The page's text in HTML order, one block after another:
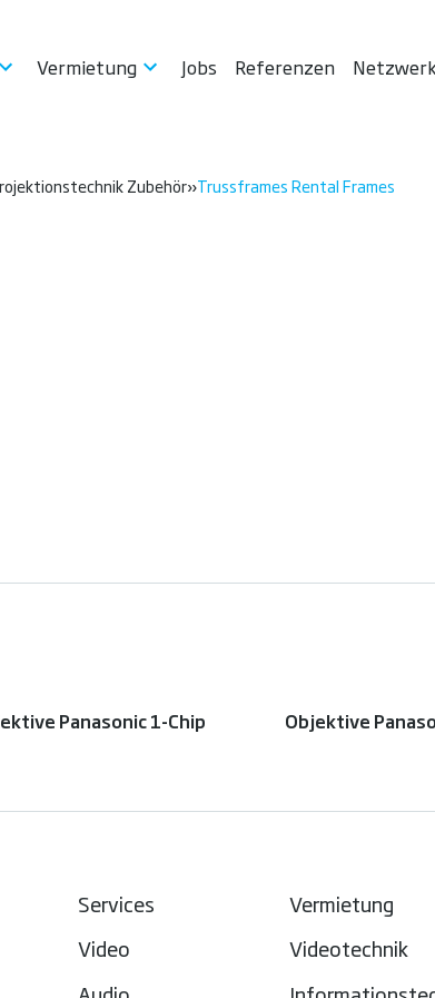
Vermietung Jobs Referenzen
Zubehör»Trussframes Rental Frames
Panasonic 1-Chip Objektive
Services
Video
Vermietung
Videotechnik